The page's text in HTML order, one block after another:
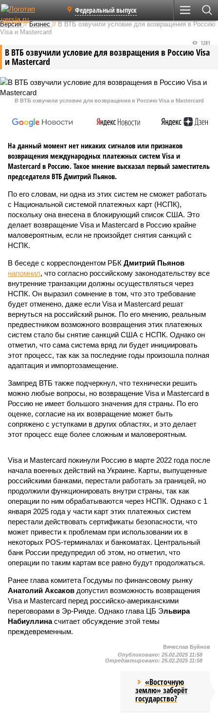
Федеральный выпуск
Версия //Бизнес //В ВТБ озвучили условие для возвращения в Россию
Visa и Mastercard
В ВТБ озвучили условие для возвращения в Россию Visa
и Mastercard
1281
В ВТБ озвучили условие для возвращения в Россию Visa и Mastercard
На данный момент нет никаких сигналов или признаков
возвращения международных платежных систем Visa и
Mastercard в Россию. Такое мнение высказал первый заместитель
председателя ВТБ Дмитрий Пьянов.
По его словам, ни одна из этих систем не сможет работать
с Национальной системой платежных карт (НСПК),
поскольку она внесена в блокирующий список США. Это
делает возвращение Visa и Mastercard в Россию крайне
маловероятным, если не произойдет снятия санкций с
НСПК.
В беседе с корреспондентом РБК Дмитрий Пьянов
напомнил, что согласно российскому законодательству все
внутренние транзакции должны осуществляться через
НСПК. Он выразил сомнение в том, что это требование
будет отменено, даже если Visa и Mastercard решат
вернуться на российский рынок. По его мнению, реальным
предвестником возможного возвращения этих платежных
систем стало бы снятие санкций США с НСПК. Однако он
отметил, что сама система вряд ли будет инициировать
этот процесс, так как за последние годы произошла полная
адаптация и импортозамещение.
Зампред ВТБ также подчеркнул, что технически решить
можно любые вопросы, но возвращение Visa и Mastercard в
Россию не имеет большого значения для страны. По его
оценке, согласие на их возвращение может быть
сопряжено с уступками в других областях, и это делает
этот процесс еще более сложным и маловероятным.
Visa и Mastercard покинули Россию в марте 2022 года после
начала военных действий на Украине. Карты, выпущенные
российскими банками, перестали работать за границей, но
продолжили функционировать внутри страны, так как
операции по ним обрабатываются через НСПК. Однако с 1
января 2025 года у части карт этих платежных систем
перестали действовать сертификаты безопасности, что
может привести к проблемам при использовании их в
некоторых POS-терминалах и банкоматах. Центральный
банк России предупредил об этом, но отметил, что
операции по таким картам все равно будут продолжаться.
Ранее глава комитета Госдумы по финансовому рынку
Анатолий Аксаков допустил возможность возвращения
Visa и Mastercard перед российско-американскими
переговорами в Эр-Рияде. Однако глава ЦБ Эльвира
Набиуллинасчитает обсуждение этой темы
преждевременным.
Вячеслав Буйнов
Опубликовано: 25.02.2025 11:58
Отредактировано: 25.02.2025 11:58
«Восточную
землю» заберёт
государство?